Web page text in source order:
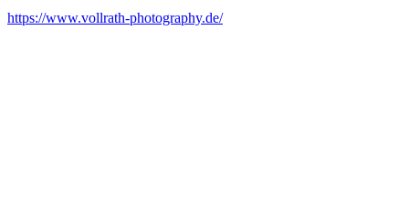
https://www.vollrath-photography.de/